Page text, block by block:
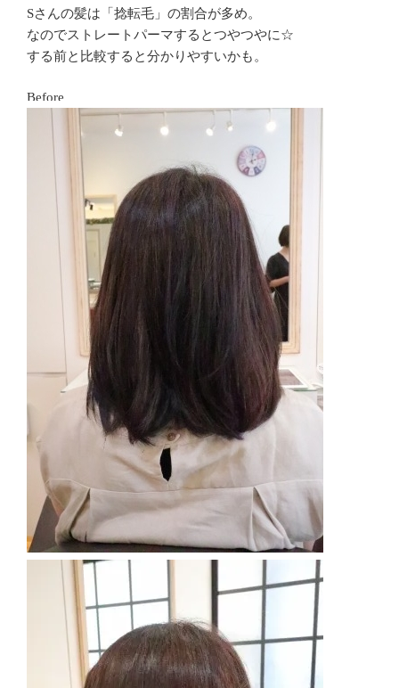
Sさんの髪は「捻転毛」の割合が多め。
なのでストレートパーマするとつやつやに☆
する前と比較すると分かりやすいかも。
Before